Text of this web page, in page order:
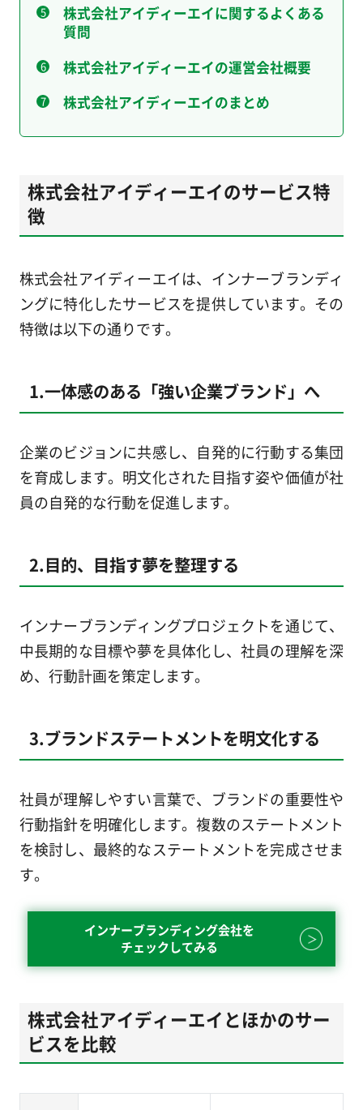
株式会社アイディーエイに関するよくある
質問
株式会社アイディーエイの運営会社概要
株式会社アイディーエイのまとめ
株式会社アイディーエイのサービス特
徴
株式会社アイディーエイは、インナーブランディ
ングに特化したサービスを提供しています。その
特徴は以下の通りです。
1.一体感のある「強い企業ブランド」へ
企業のビジョンに共感し、自発的に行動する集団
を育成します。明文化された目指す姿や価値が社
員の自発的な行動を促進します。
2.目的、目指す夢を整理する
インナーブランディングプロジェクトを通じて、
中長期的な目標や夢を具体化し、社員の理解を深
め、行動計画を策定します。
3.ブランドステートメントを明文化する
社員が理解しやすい言葉で、ブランドの重要性や
行動指針を明確化します。複数のステートメント
を検討し、最終的なステートメントを完成させま
す。
インナーブランディング会社を
チェックしてみる
株式会社アイディーエイとほかのサー
ビスを比較